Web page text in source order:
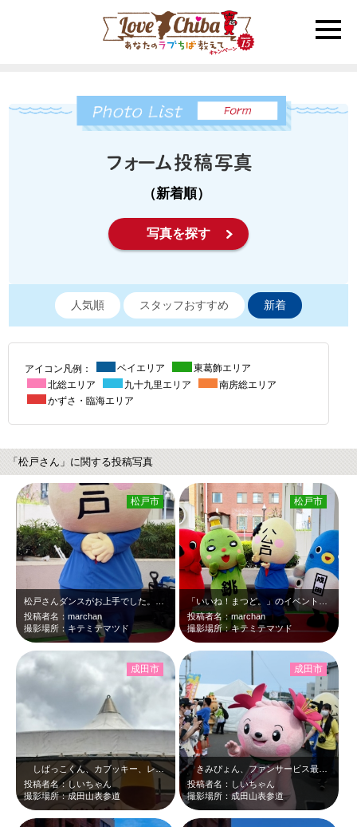
toggle
（新着順）
写真を探す
人気順 スタッフおすすめ 新着
アイコン凡例： ベイエリア
東葛飾エリア
北総エリア
九十九里エリア
南房総エリア
かずさ・臨海エリア
「松戸さん」に関する投稿写真
投稿者名：marchan
撮影場所：キテミテマツド
松戸市
投稿者名：marchan
撮影場所：キテミテマツド
松戸市
しばっこくん、カブッキー、レルヒさん、松戸さん。3年前の成田詣のステージです…
投稿者名：しいちゃん
撮影場所：成田山表参道
成田市
きみぴょん、ファンサービス最高＼(^o^) ／あれ？松戸さん？？しばっこくん…
投稿者名：しいちゃん
撮影場所：成田山表参道
成田市